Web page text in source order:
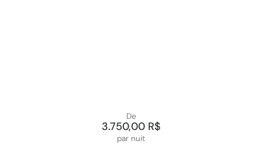
De
3.750,00 R$
par nuit